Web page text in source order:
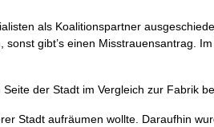
als Koalitionspartner
gibt’s einen Misstrauensantrag.
der Stadt im Vergleich zur Fabrik
Stadt aufräumen wollte. Daraufhin